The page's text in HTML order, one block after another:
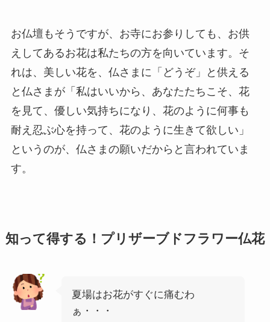
お仏壇もそうですが、お寺にお参りしても、お供
えしてあるお花は私たちの方を向いています。そ
れは、美しい花を、仏さまに「どうぞ」と供える
と仏さまが「私はいいから、あなたたちこそ、花
を見て、優しい気持ちになり、花のように何事も
耐え忍ぶ心を持って、花のように生きて欲しい」
というのが、仏さまの願いだからと言われていま
す。
知って得する！ プリザーブドフラワー仏花
夏場はお花がすぐに痛むわ
ぁ・・・